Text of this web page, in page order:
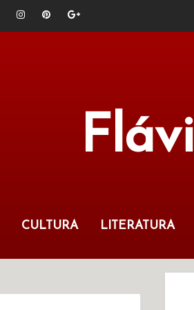
CULTURA LITERATURA